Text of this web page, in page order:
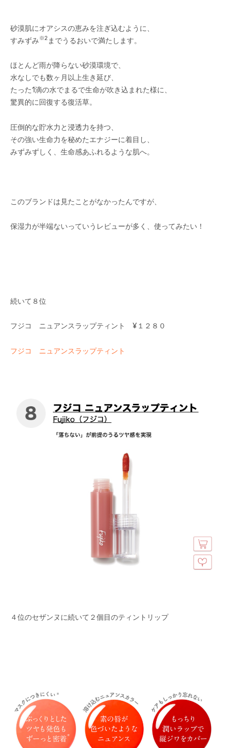
砂漠肌にオアシスの恵みを注ぎ込むように、
すみずみ※2までうるおいで満たします。
ほとんど雨が降らない砂漠環境で、
水なしでも数ヶ月以上生き延び、
たった1滴の水でまるで生命が吹き込まれた様に、
驚異的に回復する復活草。
圧倒的な貯水力と浸透力を持つ、
その強い生命力を秘めたエナジーに着目し、
みずみずしく、生命感あふれるような肌へ。
このブランドは見たことがなかったんですが、
保湿力が半端ないっていうレビューが多く、使ってみたい！
続いて８位
フジコ ニュアンスラップティント ¥１２８０
フジコ ニュアンスラップティント
４位のセザンヌに続いて２個目のティントリップ